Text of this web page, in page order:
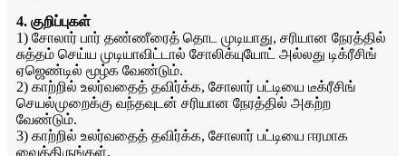
4. குறிப்புகள்
1) சோலார் பார் தண்ணீரைத் தொட முடியாது, சரியான நேரத்தில்
சுத்தம் செய்ய முடியாவிட்டால் சோலிக்யுயோட் அல்லது டிக்ரீசிங்
ஏஜெண்டில் மூழ்க வேண்டும்.
2) காற்றில் உலர்வதைத் தவிர்க்க, சோலார் பட்டியை டீக்ரீசிங்
செயல்முறைக்கு வந்தவுடன் சரியான நேரத்தில் அகற்ற
வேண்டும்.
3) காற்றில் உலர்வதைத் தவிர்க்க, சோலார் பட்டியை ஈரமாக
வைத்திருங்கள்.